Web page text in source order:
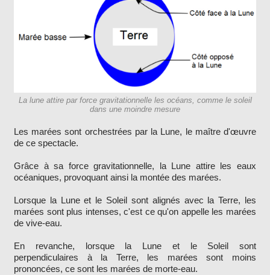
La lune attire par force gravitationnelle les océans, comme le soleil
dans une moindre mesure
Les marées sont orchestrées par la Lune, le maître d'œuvre
de ce spectacle.
Grâce à sa force gravitationnelle, la Lune attire les eaux
océaniques, provoquant ainsi la montée des marées.
Lorsque la Lune et le Soleil sont alignés avec la Terre, les
marées sont plus intenses, c'est ce qu'on appelle les marées
de vive-eau.
En revanche, lorsque la Lune et le Soleil sont
perpendiculaires à la Terre, les marées sont moins
prononcées, ce sont les marées de morte-eau.